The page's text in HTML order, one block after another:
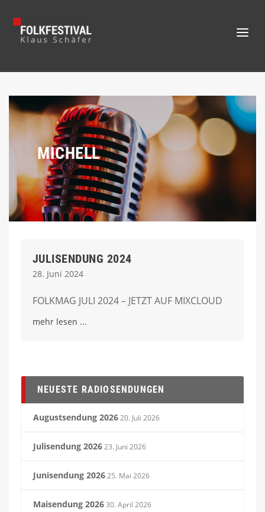
MICHELL
JULISENDUNG 2024
28. Juni 2024
FOLKMAG JULI 2024 – JETZT AUF MIXCLOUD
mehr lesen
NEUESTE RADIOSENDUNGEN
Augustsendung 202620. Juli 2026
Julisendung 202623. Juni 2026
Junisendung 202625. Mai 2026
Maisendung 202630. April 2026